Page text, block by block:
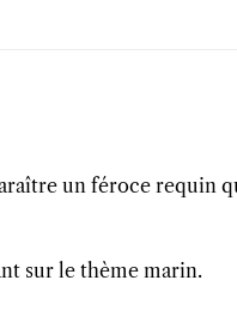
un féroce requin
sur le thème marin.